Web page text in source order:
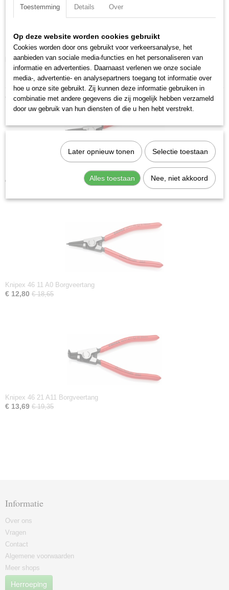
Bruto gewicht
56 x 10,20 x 1,60 cm
Scharnier type:
geschroefd scharnier
Capaciteit voor asgatdiameter:122 - 300 mm
Downloads:
Datasheet specificaties
Ook interessant
Knipex 46 11 A1 Borgveertang
€ 12,59
Knipex 46 11 A0 Borgveertang
€ 12,80 € 18,65
Knipex 46 21 A11 Borgveertang
€ 13,69 € 19,35
Informatie
Over ons
Vragen
Contact
Algemene voorwaarden
Meer shops
Herroeping
Toestemming Details Over
Op deze website worden cookies gebruikt
Cookies worden door ons gebruikt voor verkeersanalyse, het
aanbieden van sociale media-functies en het personaliseren van
informatie en advertenties. Daarnaast verlenen we onze sociale
media-, advertentie- en analysepartners toegang tot informatie over
hoe u onze site gebruikt. Zij kunnen deze informatie gebruiken in
combinatie met andere gegevens die zij mogelijk hebben verzameld
door uw gebruik van hun diensten of die u hen hebt verstrekt.
Later opnieuw tonen Selectie toestaan
Alles toestaan Nee, niet akkoord